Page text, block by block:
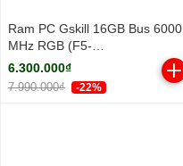
Ram PC Gskill 16GB Bus 6000
MHz RGB (F5-
6000J3636F16GX1-TZ5RW)
6.300.000₫
7.990.000₫ -22%